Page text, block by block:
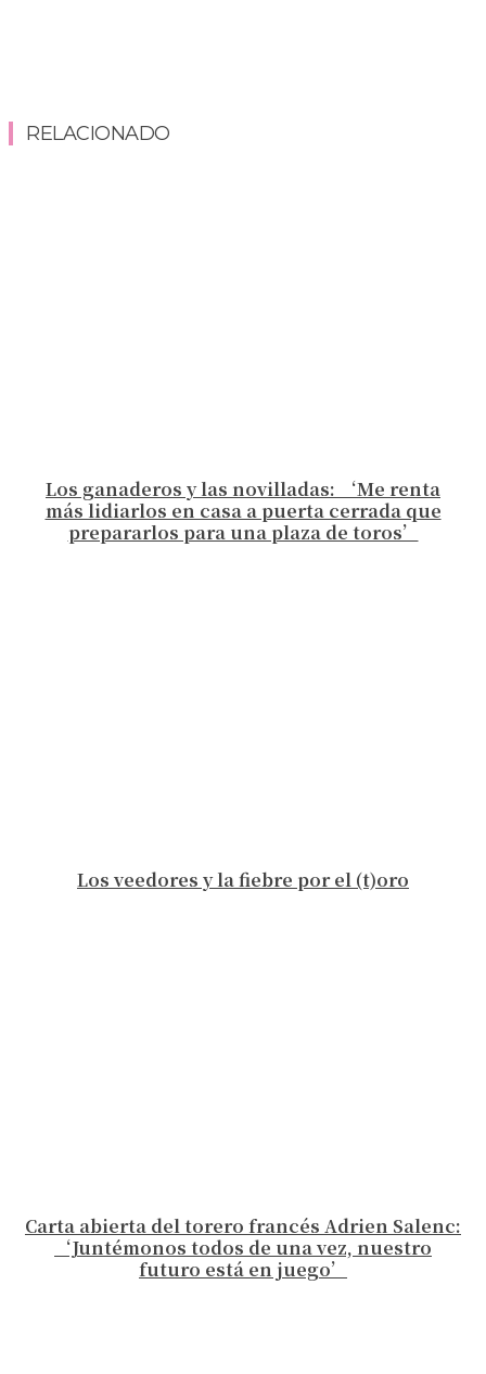
RELACIONADO
Los ganaderos y las novilladas: ‘Me renta
más lidiarlos en casa a puerta cerrada que
prepararlos para una plaza de toros’
Los veedores y la fiebre por el (t)oro
Carta abierta del torero francés Adrien Salenc:
‘Juntémonos todos de una vez, nuestro
futuro está en juego’